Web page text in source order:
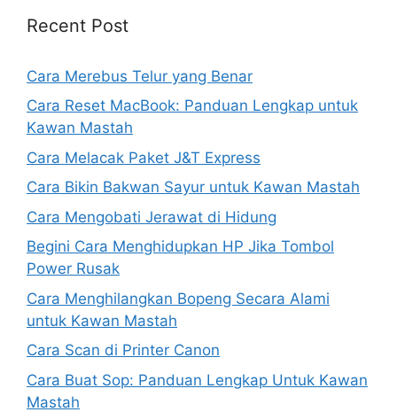
Recent Post
Cara Merebus Telur yang Benar
Cara Reset MacBook: Panduan Lengkap untuk
Kawan Mastah
Cara Melacak Paket J&T Express
Cara Bikin Bakwan Sayur untuk Kawan Mastah
Cara Mengobati Jerawat di Hidung
Begini Cara Menghidupkan HP Jika Tombol
Power Rusak
Cara Menghilangkan Bopeng Secara Alami
untuk Kawan Mastah
Cara Scan di Printer Canon
Cara Buat Sop: Panduan Lengkap Untuk Kawan
Mastah